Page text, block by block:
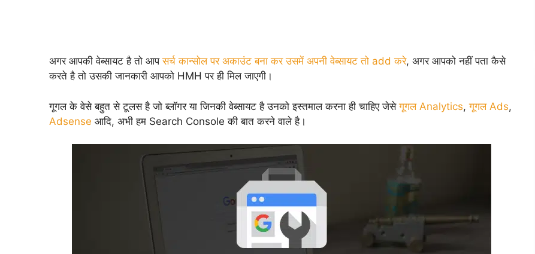
अगर आपकी वेब्सायट है तो आपसर्च कान्सोल पर अकाउंट बना कर उसमें अपनी वेब्सायट तो add करे, अगर आपको नहीं पता कैसे
करते है तो उसकी जानकारी आपको HMH पर ही मिल जाएगी।
गूगल के वेसे बहुत से टूलस है जो ब्लॉगर या जिनकी वेब्सायट है उनको इस्तमाल करना ही चाहिए जेसेगूगल Analytics,गूगल Ads,
Adsense आदि, अभी हम Search Console की बात करने वाले है।